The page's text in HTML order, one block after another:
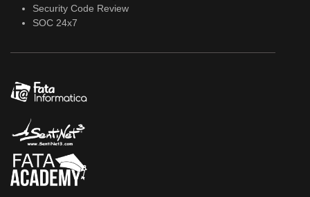
Security Code Review
SOC 24x7